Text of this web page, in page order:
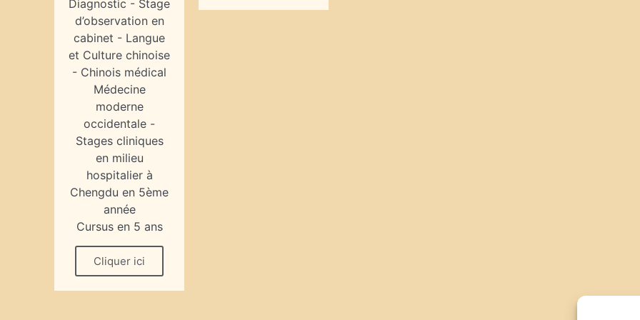
Diagnostic - Stage
d’observation en
cabinet - Langue
et Culture chinoise
- Chinois médical
Médecine
moderne
occidentale -
Stages cliniques
en milieu
hospitalier à
Chengdu en 5ème
année
Cursus en 5 ans
Cliquer ici